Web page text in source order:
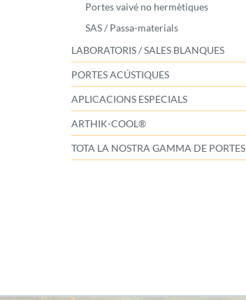
Portes vaivé no hermètiques
SAS / Passa-materials
LABORATORIS / SALES BLANQUES
PORTES ACÚSTIQUES
APLICACIONS ESPECIALS
ARTHIK-COOL®
TOTA LA NOSTRA GAMMA DE PORTES